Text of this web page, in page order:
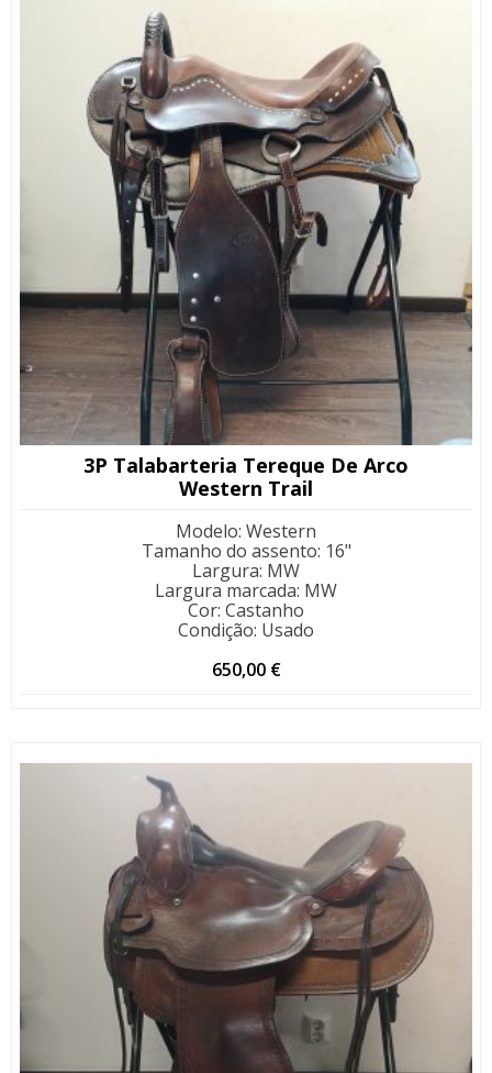
3P Talabarteria Tereque De Arco
Western Trail
Modelo: Western
Tamanho do assento: 16"
Largura: MW
Largura marcada: MW
Cor: Castanho
Condição: Usado
650,00 €